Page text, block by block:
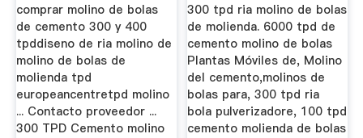
comprar molino de bolas
de cemento 300 y 400
tpddiseno de ria molino de
molino de bolas de
molienda tpd
europeancentretpd molino
... Contacto proveedor ...
300 TPD Cemento molino
300 tpd ria molino de bolas
de molienda. 6000 tpd de
cemento molino de bolas
Plantas Móviles de, Molino
del cemento,molinos de
bolas para, 300 tpd ria
bola pulverizadore, 100 tpd
cemento molienda de bolas